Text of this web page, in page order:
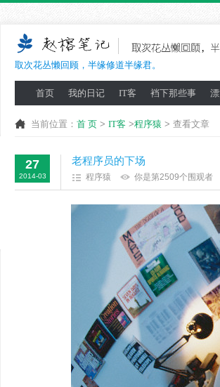
取次花丛懒回顾，半缘修道半缘君。
首页 我的日记 IT客 裆下那些事
当前位置： 首 页 > IT客 >程序猿 > 查看文章
27
2014-03
老程序员的下场
程序猿 你是第2509个围观者